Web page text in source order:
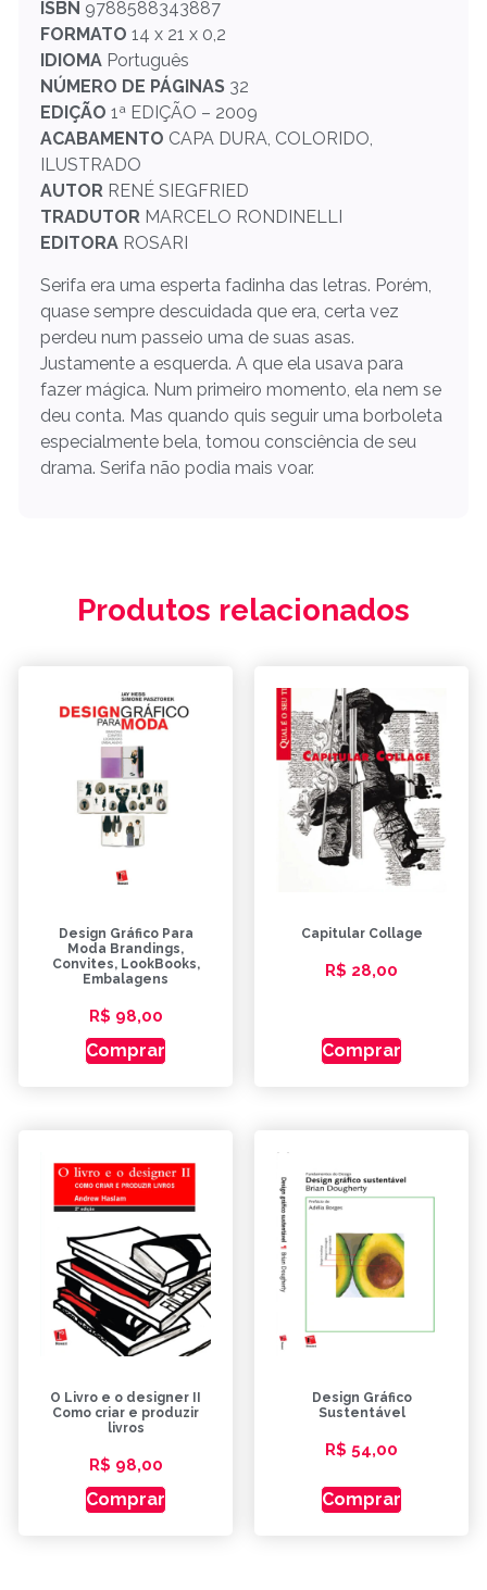
ISBN 9788588343887
FORMATO 14 x 21 x 0,2
IDIOMA Português
NÚMERO DE PÁGINAS 32
EDIÇÃO 1ª EDIÇÃO – 2009
ACABAMENTO CAPA DURA, COLORIDO,
ILUSTRADO
AUTOR RENÉ SIEGFRIED
TRADUTOR MARCELO RONDINELLI
EDITORA ROSARI
Serifa era uma esperta fadinha das letras. Porém,
quase sempre descuidada que era, certa vez
perdeu num passeio uma de suas asas.
Justamente a esquerda. A que ela usava para
fazer mágica. Num primeiro momento, ela nem se
deu conta. Mas quando quis seguir uma borboleta
especialmente bela, tomou consciência de seu
drama. Serifa não podia mais voar.
Produtos relacionados
Design Gráfico Para
Moda Brandings,
Convites, LookBooks,
Embalagens
R$ 98,00
Comprar
Capitular Collage
R$ 28,00
Comprar
O Livro e o designer II
Como criar e produzir
livros
R$ 98,00
Comprar
Design Gráfico
Sustentável
R$ 54,00
Comprar